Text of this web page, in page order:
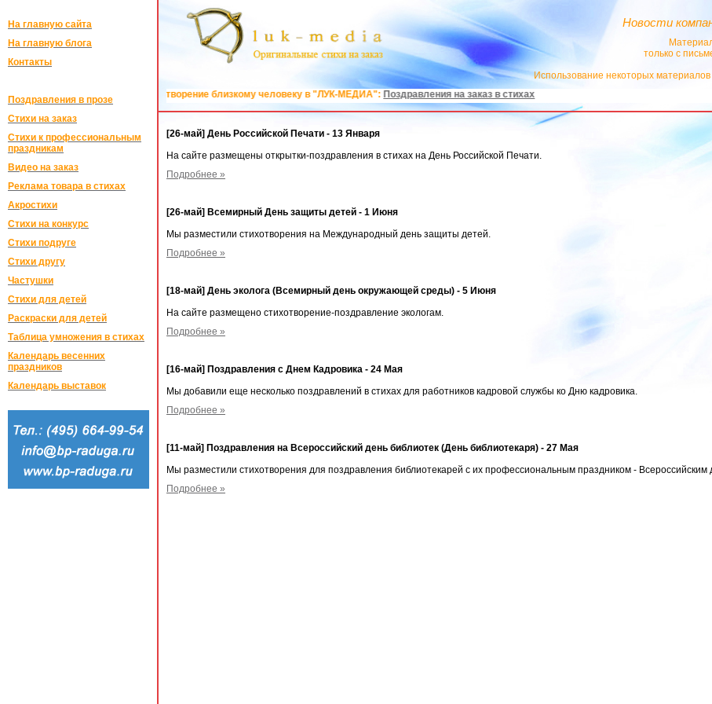
На главную сайта
На главную блога
Контакты
Поздравления в прозе
Стихи на заказ
Стихи к профессиональным
праздникам
Видео на заказ
Реклама товара в стихах
Акростихи
Стихи на конкурс
Стихи подруге
Стихи другу
Частушки
Стихи для детей
Раскраски для детей
Таблица умножения в стихах
Календарь весенних
праздников
Календарь выставок
Новости
только с
Использование некоторых
Закажите оригинальное стихотворение близкому человеку в "ЛУК-МЕДИА":Поздравления на заказ в стихах
[26-май] День Российской Печати - 13 Января
На сайте размещены открытки-поздравления в стихах на День Российской Печати.
Подробнее »
[26-май] Всемирный День защиты детей - 1 Июня
Мы разместили стихотворения на Международный день защиты детей.
Подробнее »
[18-май] День эколога (Всемирный день окружающей среды) - 5 Июня
На сайте размещено стихотворение-поздравление экологам.
Подробнее »
[16-май] Поздравления с Днем Кадровика - 24 Мая
Мы добавили еще несколько поздравлений в стихах для работников кадровой службы ко Дню кадровика.
Подробнее »
[11-май] Поздравления на Всероссийский день библиотек (День библиотекаря) - 27 Мая
Мы разместили стихотворения для поздравления библиотекарей с их профессиональным праздником - Всероссийским
Подробнее »